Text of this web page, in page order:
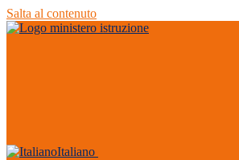
Salta al contenuto
Italiano